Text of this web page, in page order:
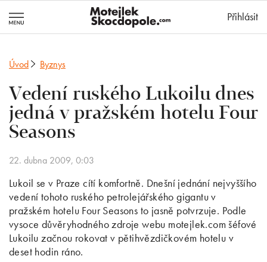
Přihlásit
Úvod Byznys
Vedení ruského Lukoilu dnes
jedná v pražském hotelu Four
Seasons
22. dubna 2009, 0:03
Lukoil se v Praze cítí komfortně. Dnešní jednání nejvyššího
vedení tohoto ruského petrolejářského gigantu v
pražském hotelu Four Seasons to jasně potvrzuje. Podle
vysoce důvěryhodného zdroje webu motejlek.com šéfové
Lukoilu začnou rokovat v pětihvězdičkovém hotelu v
deset hodin ráno.